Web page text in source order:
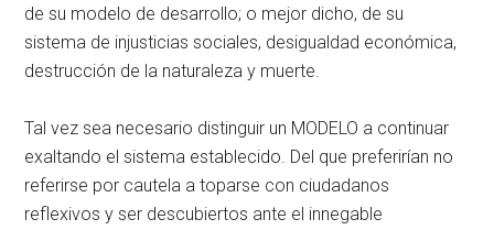
de su modelo de desarrollo; o mejor dicho, de su
sistema de injusticias sociales, desigualdad económica,
destrucción de la naturaleza y muerte.
Tal vez sea necesario distinguir un MODELO a continuar
exaltando el sistema establecido. Del que preferirían no
referirse por cautela a toparse con ciudadanos
reflexivos y ser descubiertos ante el innegable